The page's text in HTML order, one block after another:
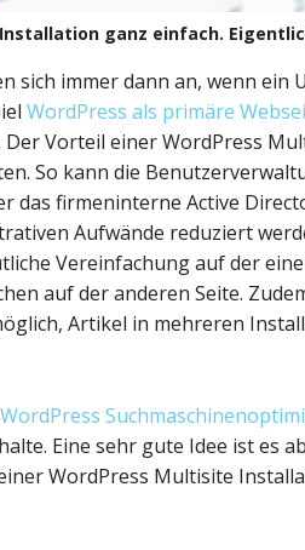
ganz einfach.
sich immer dann an, wenn ein
WordPress als primäre
Vorteil einer WordPress
So kann die
das firmeninterne Active
Aufwände reduziert
Vereinfachung auf der
auf der anderen Seite.
Artikel in mehreren
WordPress
Eine sehr gute Idee ist es
WordPress Multisite